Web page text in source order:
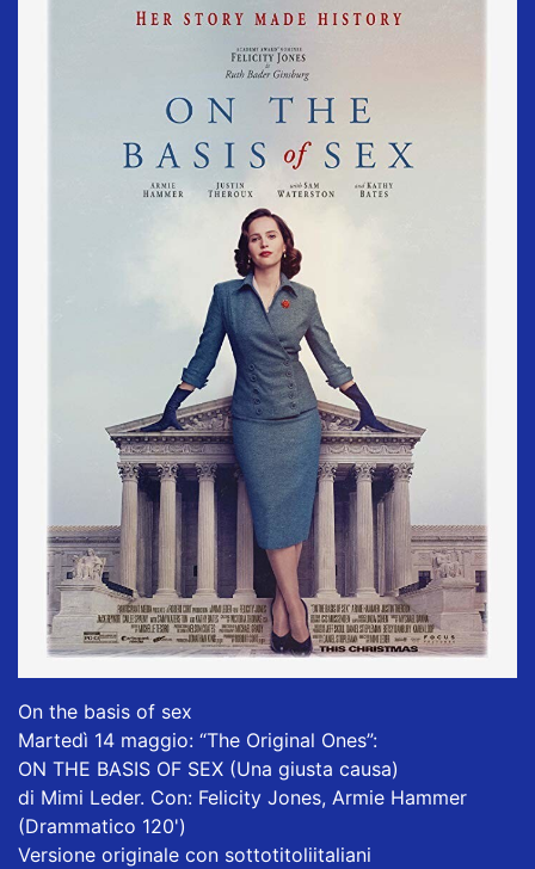
On the basis of sex
Martedì 14 maggio: “The Original Ones”:
ON THE BASIS OF SEX (Una giusta causa)
di Mimi Leder. Con: Felicity Jones, Armie Hammer
(Drammatico 120')
Versione originale con sottotitoliitaliani